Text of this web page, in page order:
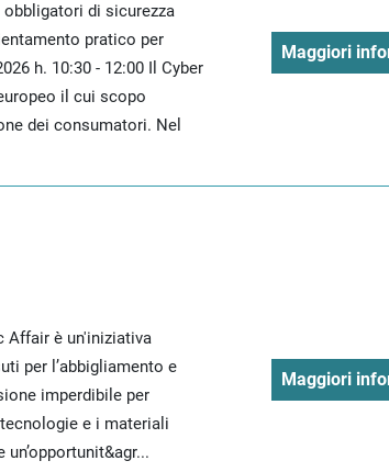
obbligatori di sicurezza
pratico per
h. 10:30 - 12:00 Il Cyber
il cui scopo
dei consumatori. Nel
Maggiori
Affair è un'iniziativa
per l’abbigliamento e
imperdibile per
e i materiali
Maggiori